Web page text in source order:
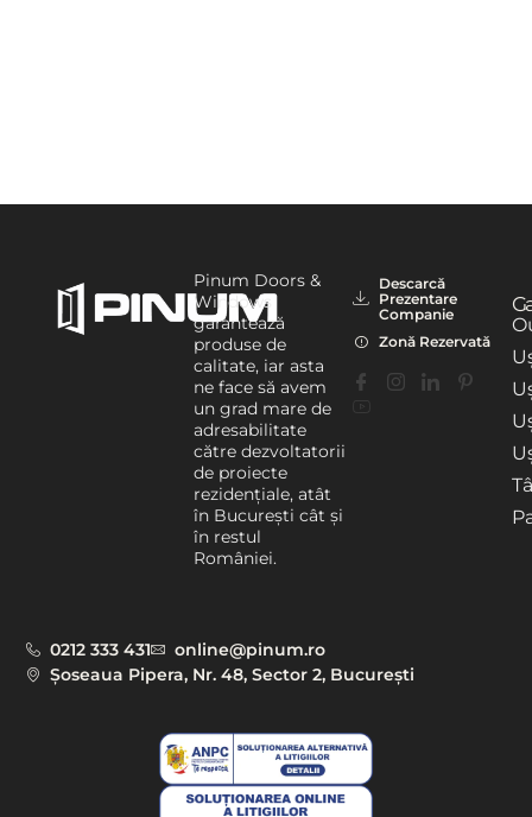
Pinum Doors &
Windows
garantează
produse de
calitate, iar asta
ne face să avem
un grad mare de
adresabilitate
către dezvoltatorii
de proiecte
rezidențiale, atât
în București cât și
în restul
României.
Descarcă
Prezentare
Companie
Zonă Rezervată
0212 333 431
online@pinum.ro
Șoseaua Pipera, Nr. 48, Sector 2, București